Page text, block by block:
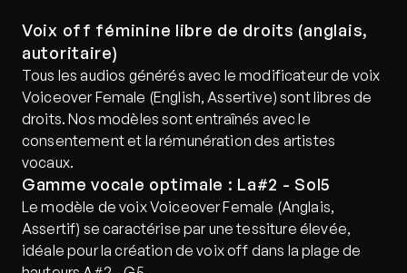
Voix off féminine libre de droits (anglais,
autoritaire)
Tous les audios générés avec le modificateur de voix
Voiceover Female (English, Assertive) sont libres de
droits. Nos modèles sont entraînés avec le
consentement et la rémunération des artistes
vocaux.
Gamme vocale optimale : La#2 - Sol5
Le modèle de voix Voiceover Female (Anglais,
Assertif) se caractérise par une tessiture élevée,
idéale pour la création de voix off dans la plage de